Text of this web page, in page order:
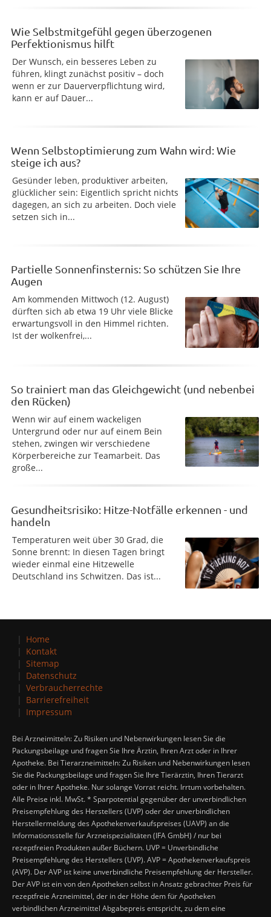
Wie Selbstmitgefühl gegen überzogenen
Perfektionismus hilft
Der Wunsch, ein besseres Leben zu
führen, klingt zunächst positiv – doch
wenn er zur Dauerverpflichtung wird,
kann er auf Dauer...
Wenn Selbstoptimierung zum Wahn wird: Wie
steige ich aus?
Gesünder leben, produktiver arbeiten,
glücklicher sein: Eigentlich spricht nichts
dagegen, an sich zu arbeiten. Doch viele
setzen sich in...
Partielle Sonnenfinsternis: So schützen Sie Ihre
Augen
Am kommenden Mittwoch (12. August)
dürften sich ab etwa 19 Uhr viele Blicke
erwartungsvoll in den Himmel richten.
Ist der wolkenfrei,...
So trainiert man das Gleichgewicht (und nebenbei
den Rücken)
Wenn wir auf einem wackeligen
Untergrund oder nur auf einem Bein
stehen, zwingen wir verschiedene
Körperbereiche zur Teamarbeit. Das
große...
Gesundheitsrisiko: Hitze-Notfälle erkennen - und
handeln
Temperaturen weit über 30 Grad, die
Sonne brennt: In diesen Tagen bringt
wieder einmal eine Hitzewelle
Deutschland ins Schwitzen. Das ist...
Home
Kontakt
Sitemap
Datenschutz
Verbraucherrechte
Barrierefreiheit
Impressum
Bei Arzneimitteln: Zu Risiken und Nebenwirkungen lesen Sie die
Packungsbeilage und fragen Sie Ihre Ärztin, Ihren Arzt oder in Ihrer
Apotheke. Bei Tierarzneimitteln: Zu Risiken und Nebenwirkungen lesen
Sie die Packungsbeilage und fragen Sie Ihre Tierärztin, Ihren Tierarzt
oder in Ihrer Apotheke. Nur solange Vorrat reicht. Irrtum vorbehalten.
Alle Preise inkl. MwSt. * Sparpotential gegenüber der unverbindlichen
Preisempfehlung des Herstellers (UVP) oder der unverbindlichen
Herstellermeldung des Apothekenverkaufspreises (UAVP) an die
Informationsstelle für Arzneispezialitäten (IFA GmbH) / nur bei
rezeptfreien Produkten außer Büchern. UVP = Unverbindliche
Preisempfehlung des Herstellers (UVP). AVP = Apothekenverkaufspreis
(AVP). Der AVP ist keine unverbindliche Preisempfehlung der Hersteller.
Der AVP ist ein von den Apotheken selbst in Ansatz gebrachter Preis für
rezeptfreie Arzneimittel, der in der Höhe dem für Apotheken
verbindlichen Arzneimittel Abgabepreis entspricht, zu dem eine